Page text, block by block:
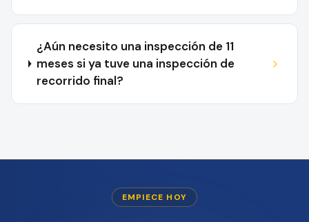
¿Aún necesito una inspección de 11
meses si ya tuve una inspección de
recorrido final?
EMPIECE HOY